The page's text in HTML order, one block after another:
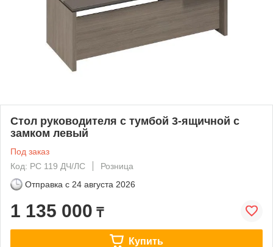
Стол руководителя с тумбой 3-ящичной с
замком левый
Под заказ
Код: РС 119 ДЧ/ЛС
Розница
Отправка с 24 августа 2026
1 135 000 ₸
Купить